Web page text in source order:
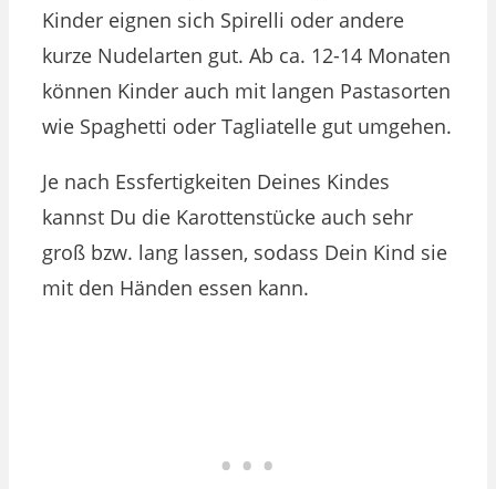
Kinder eignen sich Spirelli oder andere
kurze Nudelarten gut. Ab ca. 12-14 Monaten
können Kinder auch mit langen Pastasorten
wie Spaghetti oder Tagliatelle gut umgehen.
Je nach Essfertigkeiten Deines Kindes
kannst Du die Karottenstücke auch sehr
groß bzw. lang lassen, sodass Dein Kind sie
mit den Händen essen kann.